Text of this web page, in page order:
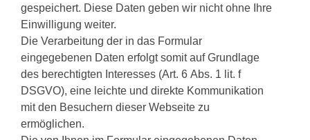
gespeichert. Diese Daten geben wir nicht ohne Ihre
Einwilligung weiter.
Die Verarbeitung der in das Formular
eingegebenen Daten erfolgt somit auf Grundlage
des berechtigten Interesses (Art. 6 Abs. 1 lit. f
DSGVO), eine leichte und direkte Kommunikation
mit den Besuchern dieser Webseite zu
ermöglichen.